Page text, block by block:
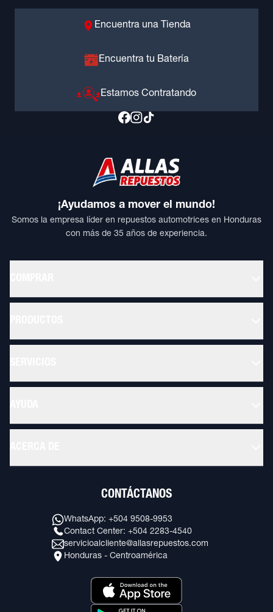
Encuentra una Tienda
Encuentra tu Batería
Estamos Contratando
¡Ayudamos a mover el mundo!
Somos la empresa líder en repuestos automotrices en Honduras
con más de 35 años de experiencia.
CONTÁCTANOS
WhatsApp: +504 9508-9953
Contact Center: +504 2283-4540
servicioalcliente@allasrepuestos.com
Honduras - Centroamérica